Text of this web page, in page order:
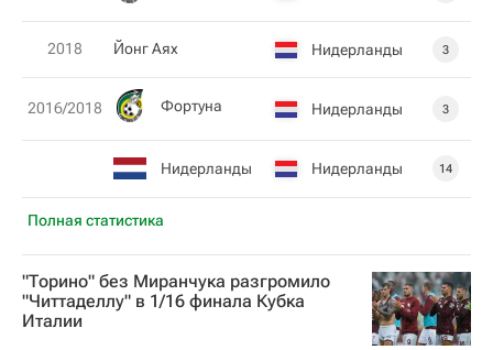
Полная статистика
2018 Йонг Аях Нидерланды 3
2016/2018 Фортуна Нидерланды 3
Нидерланды Нидерланды 14
"Торино" без Миранчука разгромило
"Читтаделлу" в 1/16 финала Кубка
Италии